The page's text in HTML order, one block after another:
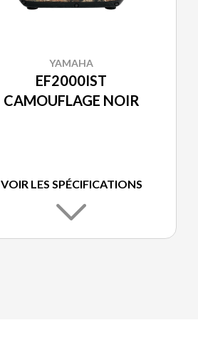
YAMAHA
EF2000IST
CAMOUFLAGE NOIR
VOIR LES SPÉCIFICATIONS